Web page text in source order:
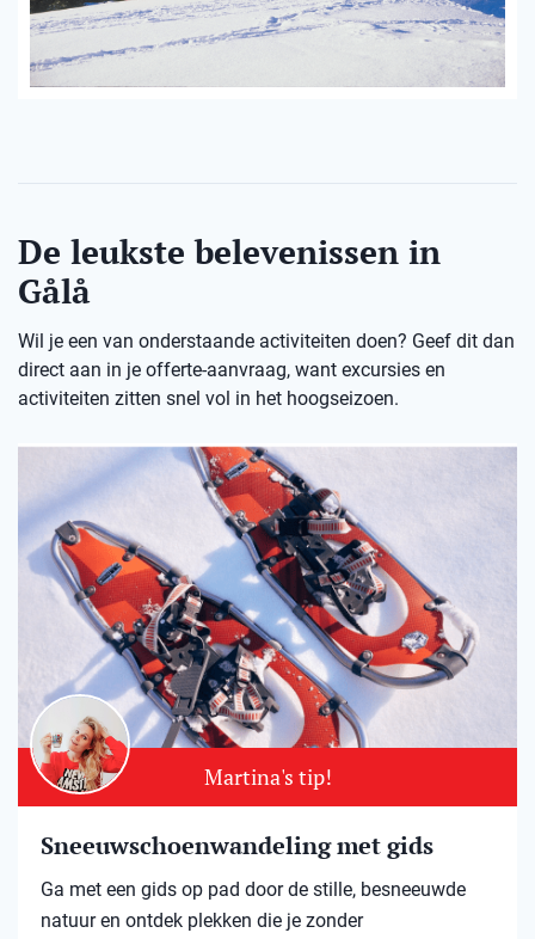
De leukste belevenissen in
Gålå
Wil je een van onderstaande activiteiten doen? Geef dit dan
direct aan in je offerte-aanvraag, want excursies en
activiteiten zitten snel vol in het hoogseizoen.
Martina's tip!
Sneeuwschoenwandeling met gids
Ga met een gids op pad door de stille, besneeuwde
natuur en ontdek plekken die je zonder